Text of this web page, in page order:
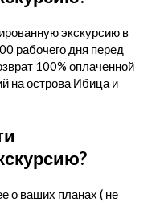
экскурсию в
рабочего дня перед
100% оплаченной
на острова Ибица и
о ваших планах ( не